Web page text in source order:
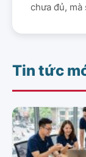
chưa đủ,
Tin tức